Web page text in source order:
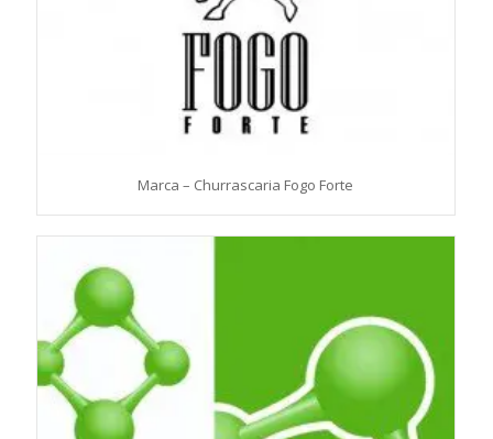
Marca – Churrascaria Fogo Forte